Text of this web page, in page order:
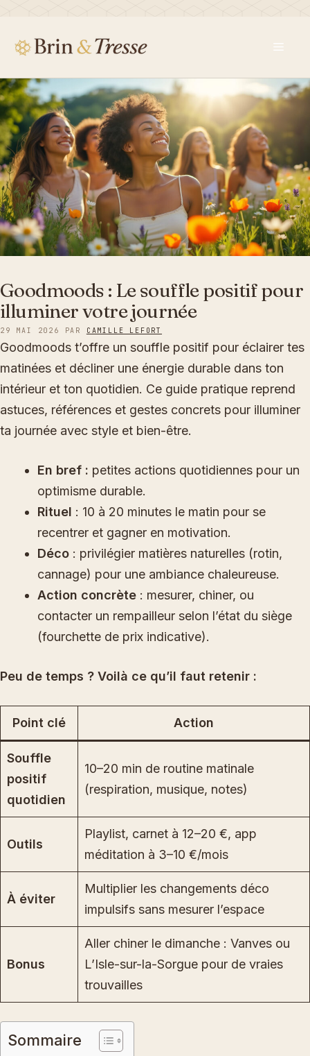
contenu
Menu
Goodmoods : Le souffle positif pour
illuminer votre journée
29 MAI 2026 PAR CAMILLE LEFORT
Goodmoods t’offre un souffle positif pour éclairer tes
matinées et décliner une énergie durable dans ton
intérieur et ton quotidien. Ce guide pratique reprend
astuces, références et gestes concrets pour illuminer
ta journée avec style et bien-être.
En bref : petites actions quotidiennes pour un
optimisme durable.
Rituel : 10 à 20 minutes le matin pour se
recentrer et gagner en motivation.
Déco : privilégier matières naturelles (rotin,
cannage) pour une ambiance chaleureuse.
Action concrète : mesurer, chiner, ou
contacter un rempailleur selon l’état du siège
(fourchette de prix indicative).
Peu de temps ? Voilà ce qu’il faut retenir :
Point clé Action
Souffle
positif
quotidien
10–20 min de routine matinale
(respiration, musique, notes)
Outils
Playlist, carnet à 12–20 €, app
méditation à 3–10 €/mois
À éviter
Multiplier les changements déco
impulsifs sans mesurer l’espace
Bonus
Aller chiner le dimanche : Vanves ou
L’Isle-sur-la-Sorgue pour de vraies
trouvailles
Sommaire